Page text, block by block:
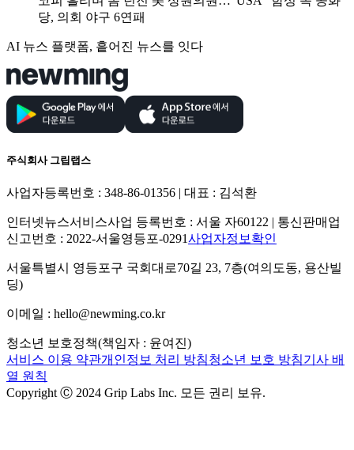
당, 의회 야구 6연패
AI 뉴스 플랫폼, 흩어진 뉴스를 잇다
주식회사 그립랩스
사업자등록번호 : 348-86-01356 | 대표 : 김석환
인터넷뉴스서비스사업 등록번호 : 서울 자60122 | 통신판매업
신고번호 : 2022-서울영등포-0291사업자정보확인
서울특별시 영등포구 국회대로70길 23, 7층(여의도동, 용산빌
딩)
이메일 : hello@newming.co.kr
청소년 보호정책(책임자 : 윤여진)
서비스 이용 약관개인정보 처리 방침청소년 보호 방침기사 배
열 원칙
Copyright Ⓒ 2024 Grip Labs Inc. 모든 권리 보유.